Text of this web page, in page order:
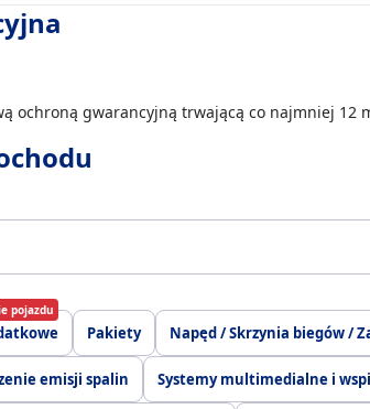
ochroną gwarancyjną trwającą co najmniej 12
pojazdu
Pakiety Napęd / Skrzynia biegów /
emisji spalin Systemy multimedialne i